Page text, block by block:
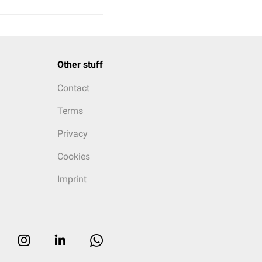
Other stuff
Contact
Terms
Privacy
Cookies
Imprint